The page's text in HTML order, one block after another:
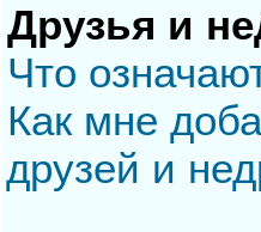
Друзья и
Что
Как мне
друзей и